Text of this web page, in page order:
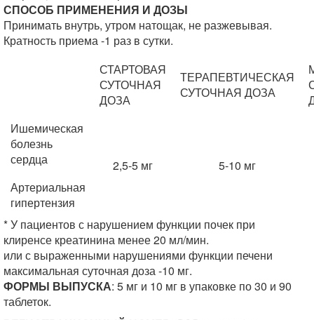
СПОСОБ ПРИМЕНЕНИЯ И ДОЗЫ
Принимать внутрь, утром натощак, не разжевывая.
Кратность приема -1 раз в сутки.
СТАРТОВАЯ
СУТОЧНАЯ
ДОЗА
ТЕРАПЕВТИЧЕСКАЯ
СУТОЧНАЯ ДОЗА
Ишемическая
болезнь
сердца
2,5-5 мг
5-10 мг
Артериальная
гипертензия
* У пациентов с нарушением функции почек при
клиренсе креатинина менее 20 мл/мин.
или с выраженными нарушениями функции печени
максимальная суточная доза -10 мг.
ФОРМЫ ВЫПУСКА: 5 мг и 10 мг в упаковке по 30 и 90
таблеток.